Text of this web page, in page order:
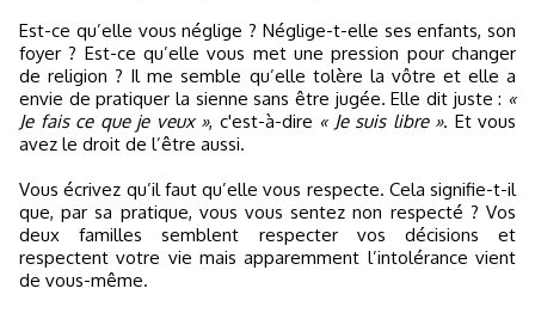
Est-ce qu’elle vous néglige ? Néglige-t-elle ses enfants, son
foyer ? Est-ce qu’elle vous met une pression pour changer
de religion ? Il me semble qu’elle tolère la vôtre et elle a
envie de pratiquer la sienne sans être jugée. Elle dit juste : «
Je fais ce que je veux », c'est-à-dire « Je suis libre ». Et vous
avez le droit de l’être aussi.
Vous écrivez qu’il faut qu’elle vous respecte. Cela signifie-t-il
que, par sa pratique, vous vous sentez non respecté ? Vos
deux familles semblent respecter vos décisions et
respectent votre vie mais apparemment l’intolérance vient
de vous-même.